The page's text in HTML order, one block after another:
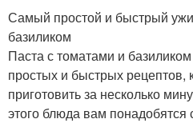
Самый простой и быстрый
базиликом
Паста с томатами и
простых и быстрых
приготовить за несколько
этого блюда вам